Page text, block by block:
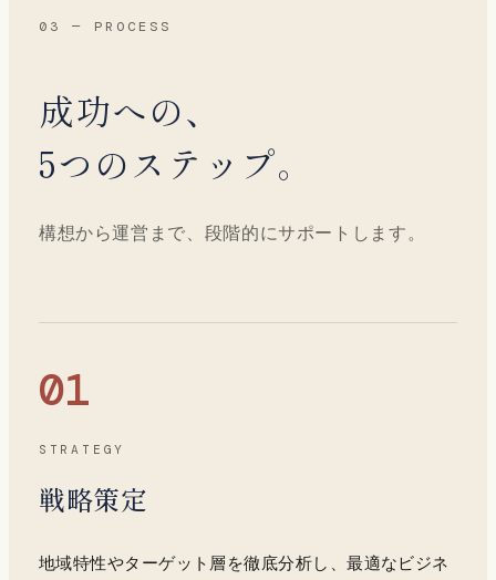
03 — PROCESS
成功への、
5つのステップ。
構想から運営まで、段階的にサポートします。
01
STRATEGY
戦略策定
地域特性やターゲット層を徹底分析し、最適なビジネ